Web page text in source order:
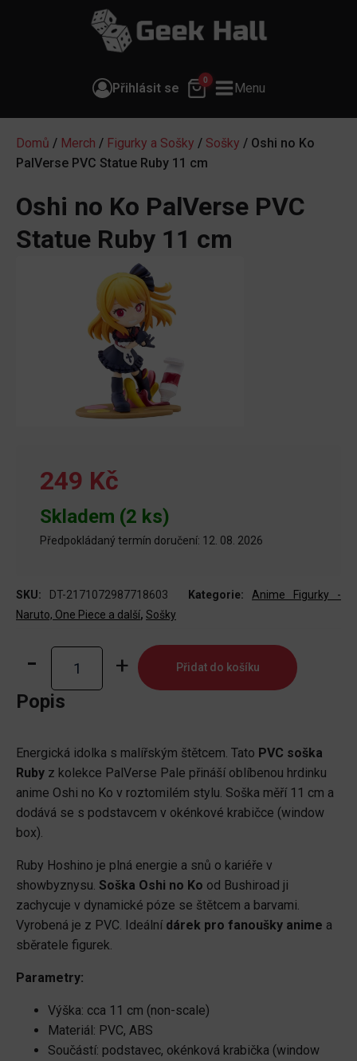
Přihlásit se
0
Menu
Domů / Merch / Figurky a Sošky / Sošky / Oshi no Ko
PalVerse PVC Statue Ruby 11 cm
Oshi no Ko PalVerse PVC
Statue Ruby 11 cm
249 Kč
Skladem (2 ks)
Předpokládaný termín doručení: 12. 08. 2026
SKU: DT-2171072987718603 Kategorie: Anime Figurky -
Naruto, One Piece a další, Sošky
Ko
Statue
Ruby
11
cm
Přidat do košíku
Popis
Energická idolka s malířským štětcem. Tato PVC soška
Ruby z kolekce PalVerse Pale přináší oblíbenou hrdinku
anime Oshi no Ko v roztomilém stylu. Soška měří 11 cm a
dodává se s podstavcem v okénkové krabičce (window
box).
Ruby Hoshino je plná energie a snů o kariéře v
showbyznysu. Soška Oshi no Ko od Bushiroad ji
zachycuje v dynamické póze se štětcem a barvami.
Vyrobená je z PVC. Ideální dárek pro fanoušky anime a
sběratele figurek.
Parametry:
Výška: cca 11 cm (non-scale)
Materiál: PVC, ABS
Součástí: podstavec, okénková krabička (window